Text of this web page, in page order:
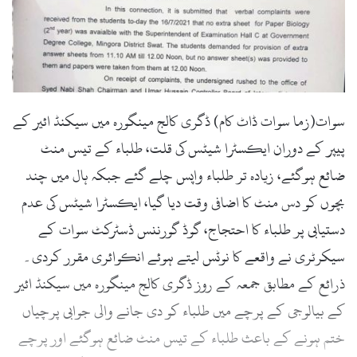
سوات(زما سوات ڈاٹ کام) ڈگری کالج مینگورہ میں سیکنڈ ائیر کے
پیپر کے دوران ایکسٹرا شیٹس کی قلت، طلباء کے تیس منٹ
ضائع ہوگئے، زیادہ تر طلباء واپس چلے گئے جبکہ ہال میں چند
بچوں کو دس منٹ کا اضافی وقت دیا گیا، ایکسٹرا شیٹس کی عدم
دستیابی پر طلباء کا احتجاج، گوڈ گورننس ڈسٹرکٹ سوات کے
سیکرٹری نے واقعے کا نوٹس لیتے ہوئے انکوائری مقرر کردی۔
ذرائع کے مطابق جمعہ کے روز ڈگری کالج مینگورہ میں سیکنڈ ائیر
کے بیالوجی کے پرچے میں طلباء کو دی جانے والی جوابی پرچیاں
ختم ہونے کے باعث طلباء کے تیس منٹ ضائع ہوگئے اور پرچے